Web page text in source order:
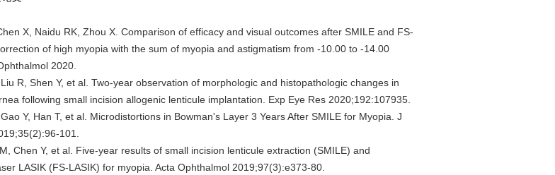
X, Naidu RK, Zhou X. Comparison of efficacy and visual outcomes after SMILE and FS-
of high myopia with the sum of myopia and astigmatism from -10.00 to -14.00
2020.
R, Shen Y, et al. Two-year observation of morphologic and histopathologic changes in
following small incision allogenic lenticule implantation. Exp Eye Res 2020;192:107935.
Y, Han T, et al. Microdistortions in Bowman's Layer 3 Years After SMILE for Myopia. J
101.
Chen Y, et al. Five-year results of small incision lenticule extraction (SMILE) and
LASIK (FS-LASIK) for myopia. Acta Ophthalmol 2019;97(3):e373-80.